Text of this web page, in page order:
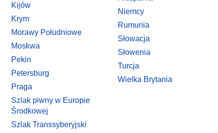
Kijów
Krym
Morawy Południowe
Moskwa
Pekin
Petersburg
Praga
Szlak piwny w Europie
Środkowej
Szlak Transsyberyjski
Niemcy
Rumunia
Słowacja
Słowenia
Turcja
Wielka Brytania